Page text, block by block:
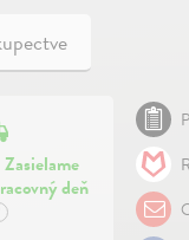
deň